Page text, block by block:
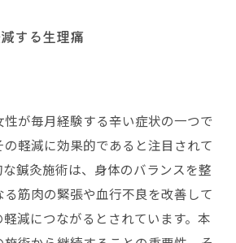
する生理痛
が毎月経験する辛い症状の一つで
軽減に効果的であると注目されて
鍼灸施術は、身体のバランスを整
筋肉の緊張や血行不良を改善して
減につながるとされています。本